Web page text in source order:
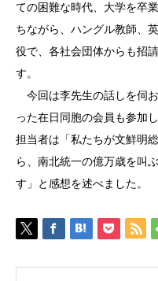
ての困難な時代、大学を卒
ちながら、ハングル教師、
役で、各社会団体からも招
す。
今回は李先生の話しを伺
った在日同胞の会員も参加し
担当者は「私たちが文鮮明
ら、南北統一の億万歳を叫
す」と感想を述べました。